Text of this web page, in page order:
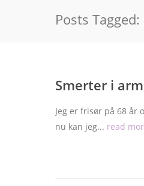
Posts
Smerter i
Jeg er frisør på 68 år
nu kan jeg... read